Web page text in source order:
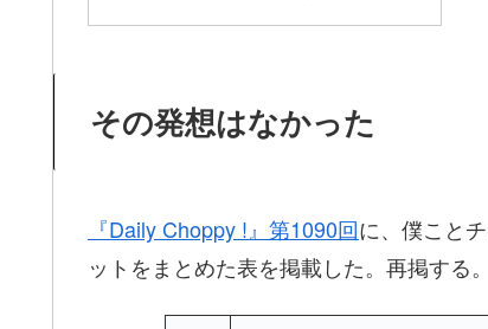
その発想はなかった
『Daily Choppy !』第1090回に、僕こと
ットをまとめた表を掲載した。再掲する。